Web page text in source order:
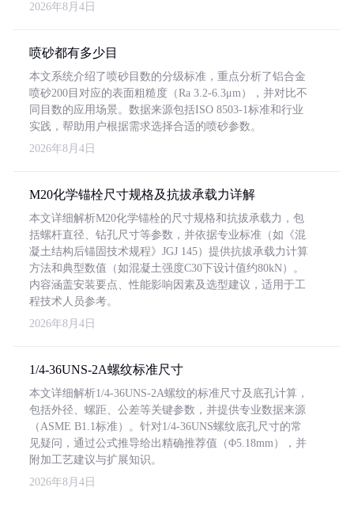
2026年8月4日
喷砂都有多少目
本文系统介绍了喷砂目数的分级标准，重点分析了铝合金
喷砂200目对应的表面粗糙度（Ra 3.2-6.3μm），并对比不
同目数的应用场景。数据来源包括ISO 8503-1标准和行业
实践，帮助用户根据需求选择合适的喷砂参数。
2026年8月4日
M20化学锚栓尺寸规格及抗拔承载力详解
本文详细解析M20化学锚栓的尺寸规格和抗拔承载力，包
括螺杆直径、钻孔尺寸等参数，并依据专业标准（如《混
凝土结构后锚固技术规程》JGJ 145）提供抗拔承载力计算
方法和典型数值（如混凝土强度C30下设计值约80kN）。
内容涵盖安装要点、性能影响因素及选型建议，适用于工
程技术人员参考。
2026年8月4日
1/4-36UNS-2A螺纹标准尺寸
本文详细解析1/4-36UNS-2A螺纹的标准尺寸及底孔计算，
包括外径、螺距、公差等关键参数，并提供专业数据来源
（ASME B1.1标准）。针对1/4-36UNS螺纹底孔尺寸的常
见疑问，通过公式推导给出精确推荐值（Φ5.18mm），并
附加工艺建议与扩展知识。
2026年8月4日